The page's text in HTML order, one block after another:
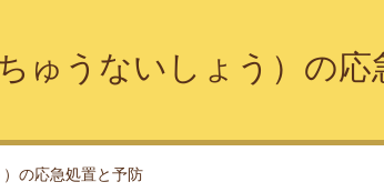
ゅうないしょう）の応
の応急処置と予防